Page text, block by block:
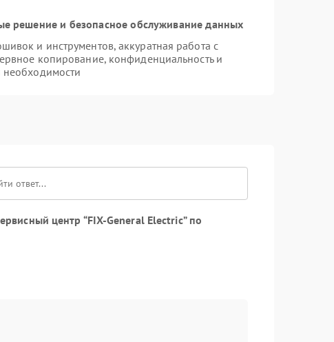
решение и безопасное обслуживание данных
и инструментов, аккуратная работа с
копирование, конфиденциальность и
центр “FIX-General Electric” по